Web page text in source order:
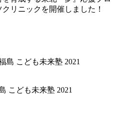
リニックを開催しました！
こども未来塾 2021